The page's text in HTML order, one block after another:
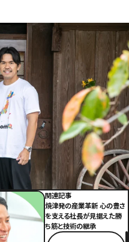
関連記事
焼津発の産業革新 心の豊さ
を支える社長が見据えた勝
ち筋と技術の継承